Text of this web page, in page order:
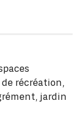
de récréation,
jardin